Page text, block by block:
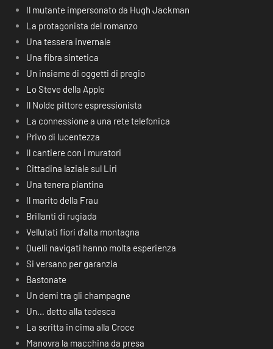
Il mutante impersonato da Hugh Jackman
La protagonista del romanzo
Una tessera invernale
Una fibra sintetica
Un insieme di oggetti di pregio
Lo Steve della Apple
Il Nolde pittore espressionista
La connessione a una rete telefonica
Privo di lucentezza
Il cantiere con i muratori
Cittadina laziale sul Liri
Una tenera piantina
Il marito della Frau
Brillanti di rugiada
Vellutati fiori d’alta montagna
Quelli navigati hanno molta esperienza
Si versano per garanzia
Bastonate
Un demi tra gli champagne
Un… detto alla tedesca
La scritta in cima alla Croce
Manovra la macchina da presa